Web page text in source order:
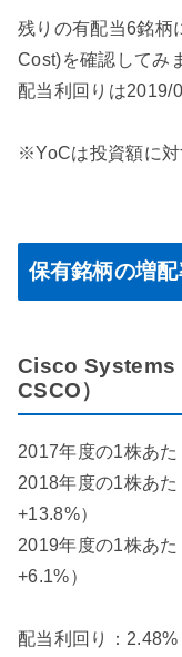
残りの有配当6銘柄
Cost)を確認してみ
配当利回りは2019/
※YoCは投資額に対
保有銘柄の増
Cisco Systems
CSCO）
2017年度の1株あ
2018年度の1株あた
+13.8%）
2019年度の1株あた
+6.1%）
配当利回り：2.48%